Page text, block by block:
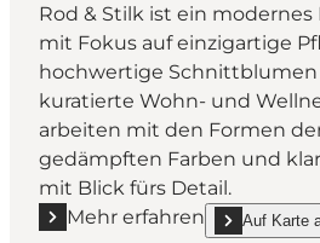
Rod & Stilk ist ein
mit Fokus auf einzigartige
hochwertige Schnittblumen
kuratierte Wohn- und
arbeiten mit den Formen
gedämpften Farben und
mit Blick fürs Detail.
Mehr erfahren
Mehr erfahren Auf Karte
show